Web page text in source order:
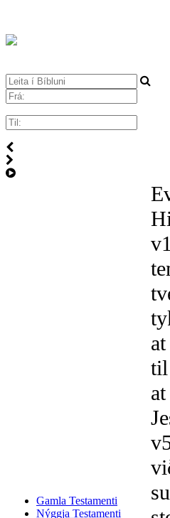
Gamla Testamenti
Nýggja Testamenti
til